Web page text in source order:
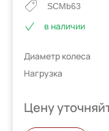
SCMb63
в наличии
Диаметр колеса
Нагрузка
Цену